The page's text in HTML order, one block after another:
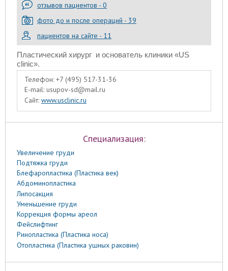
отзывов пациентов - 0
фото до и после операций - 39
пациентов на сайте - 11
Пластический хирург и основатель клиники «US
clinic».
Телефон: +7 (495) 517-31-36
E-mail: usupov-sd@mail.ru
Сайт: www.usclinic.ru
Специализация:
Увеличение груди
Подтяжка груди
Блефаропластика (Пластика век)
Абдоминопластика
Липосакция
Уменьшение груди
Коррекция формы ареол
Фейслифтинг
Ринопластика (Пластика носа)
Отопластика (Пластика ушных раковин)